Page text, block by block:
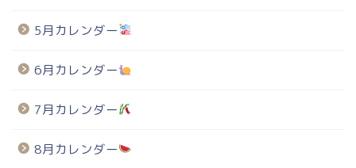
5月カレンダー
6月カレンダー
7月カレンダー
8月カレンダー